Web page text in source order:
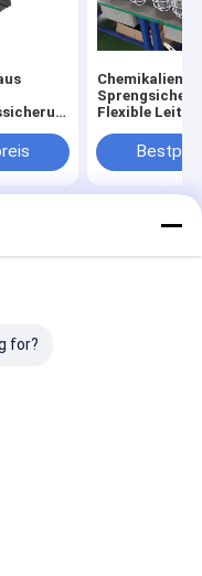
Flexible
Individuelle
Anwendungen
Rights Reserved.
for?